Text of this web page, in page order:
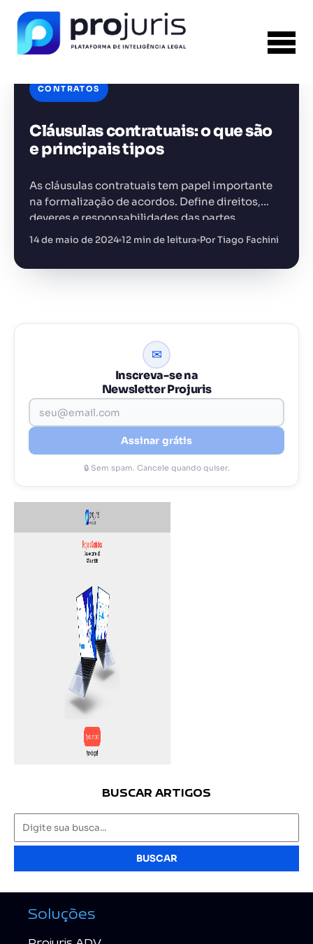
CONTRATOS
Cláusulas contratuais: o que são
e principais tipos
As cláusulas contratuais tem papel importante
na formalização de acordos. Define direitos,
deveres e responsabilidades das partes
envolvidas. Podem ser divididas em três
categorias: especiais, gerais e essenciais. Nem
toda cláusula é…
14 de maio de 2024 12 min de leitura Por Tiago Fachini
✉
Inscreva-se na
Newsletter Projuris
Assinar grátis
🔒 Sem spam. Cancele quando quiser.
BUSCAR ARTIGOS
BUSCAR
Soluções
FERRAMENTA RECOMENDADA PARA ESTE
CONTEÚDO
Template PPT Jurídico
+14.000 juristas